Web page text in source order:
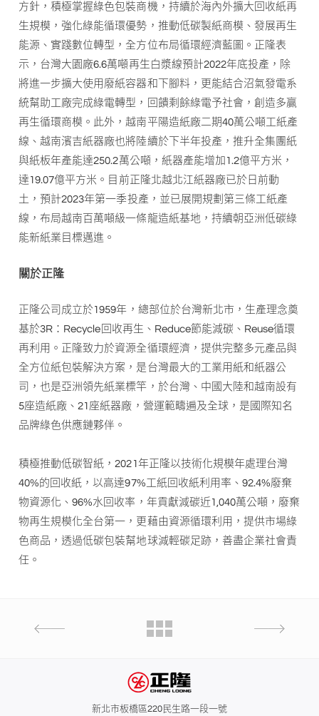
方針，積極掌握綠色包裝商機，持續於海內外擴大回收紙再
生規模，強化綠能循環優勢，推動低碳製紙商模、發展再生
能源、實踐數位轉型，全方位布局循環經濟藍圖。正隆表
示，台灣大園廠6.6萬噸再生白漿線預計2022年底投產，除
將進一步擴大使用廢紙容器和下腳料，更能結合沼氣發電系
統幫助工廠完成綠電轉型，回饋剩餘綠電予社會，創造多贏
再生循環商模。此外，越南平陽造紙廠二期40萬公噸工紙產
線、越南濱吉紙器廠也將陸續於下半年投產，推升全集團紙
與紙板年產能達250.2萬公噸，紙器產能增加1.2億平方米，
達19.07億平方米。目前正隆北越北江紙器廠已於日前動
土，預計2023年第一季投產，並已展開規劃第三條工紙產
線，布局越南百萬噸級一條龍造紙基地，持續朝亞洲低碳綠
能新紙業目標邁進。
關於正隆
正隆公司成立於1959年，總部位於台灣新北市，生產理念奠
基於3R：Recycle回收再生、Reduce節能減碳、Reuse循環
再利用。正隆致力於資源全循環經濟，提供完整多元產品與
全方位紙包裝解決方案，是台灣最大的工業用紙和紙器公
司，也是亞洲領先紙業標竿，於台灣、中國大陸和越南設有
5座造紙廠、21座紙器廠，營運範疇遍及全球，是國際知名
品牌綠色供應鏈夥伴。
積極推動低碳智紙，2021年正隆以技術化規模年處理台灣
40%的回收紙，以高達97%工紙回收紙利用率、92.4%廢棄
物資源化、96%水回收率，年貢獻減碳近1,040萬公噸，廢棄
物再生規模化全台第一，更藉由資源循環利用，提供市場綠
色商品，透過低碳包裝幫地球減輕碳足跡，善盡企業社會責
任。
新北市板橋區220民生路一段一號